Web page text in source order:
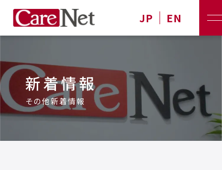
JP EN
新着情報
その他新着情報